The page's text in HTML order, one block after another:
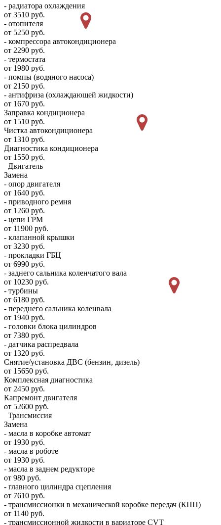
- радиатора охлаждения
от 3510 руб.
- отопителя
от 5250 руб.
- компрессора автокондиционера
от 2290 руб.
- термостата
от 1980 руб.
- помпы (водяного насоса)
от 2150 руб.
- антифриза (охлаждающей жидкости)
от 1670 руб.
Заправка кондиционера
от 1510 руб.
Чистка автокондиционера
от 1310 руб.
Диагностика кондиционера
от 1550 руб.
Двигатель
Замена
- опор двигателя
от 1640 руб.
- приводного ремня
от 1260 руб.
- цепи ГРМ
от 11900 руб.
- клапанной крышки
от 3230 руб.
- прокладки ГБЦ
от 6990 руб.
- заднего сальника коленчатого вала
от 10230 руб.
- турбины
от 6180 руб.
- переднего сальника коленвала
от 1940 руб.
- головки блока цилиндров
от 7380 руб.
- датчика распредвала
от 1320 руб.
Снятие/установка ДВС (бензин, дизель)
от 15650 руб.
Комплексная диагностика
от 2450 руб.
Капремонт двигателя
от 52600 руб.
Трансмиссия
Замена
- масла в коробке автомат
от 1930 руб.
- масла в роботе
от 1930 руб.
- масла в заднем редукторе
от 980 руб.
- главного цилиндра сцепления
от 7610 руб.
- трансмиссионки в механической коробке передач (КПП)
от 1140 руб.
- трансмиссионной жидкости в вариаторе CVT